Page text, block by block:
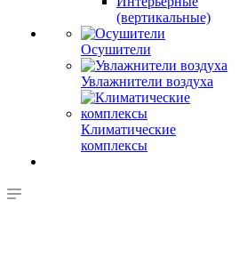
(вертикальные)
Осушители
Увлажнители воздуха
Климатические
комплексы